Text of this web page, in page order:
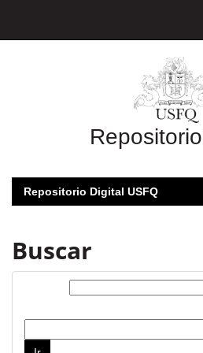
Repositorio
Repositorio Digital USFQ
Buscar